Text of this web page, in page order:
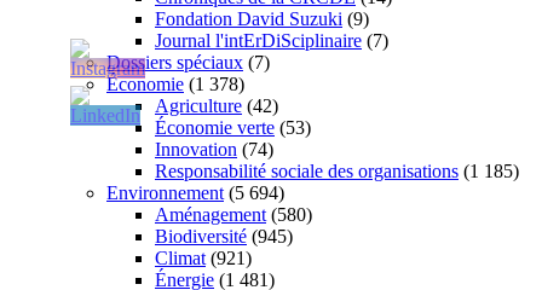
Fondation David Suzuki (9)
Journal l'intErDiSciplinaire (7)
Dossiers spéciaux (7)
Économie (1 378)
Agriculture (42)
Économie verte (53)
Innovation (74)
Responsabilité sociale des organisations (1 185)
Environnement (5 694)
Aménagement (580)
Biodiversité (945)
Climat (921)
Énergie (1 481)